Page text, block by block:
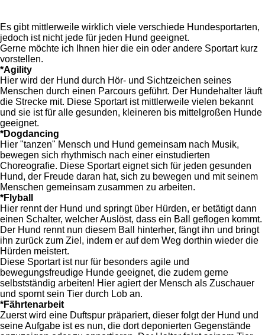
Es gibt mittlerweile wirklich viele verschiede Hundesportarten,
jedoch ist nicht jede für jeden Hund geeignet.
Gerne möchte ich Ihnen hier die ein oder andere Sportart kurz
vorstellen.
*Agility
Hier wird der Hund durch Hör- und Sichtzeichen seines
Menschen durch einen Parcours geführt. Der Hundehalter läuft
die Strecke mit. Diese Sportart ist mittlerweile vielen bekannt
und sie ist für alle gesunden, kleineren bis mittelgroßen Hunde
geeignet.
*Dogdancing
Hier "tanzen" Mensch und Hund gemeinsam nach Musik,
bewegen sich rhythmisch nach einer einstudierten
Choreografie. Diese Sportart eignet sich für jeden gesunden
Hund, der Freude daran hat, sich zu bewegen und mit seinem
Menschen gemeinsam zusammen zu arbeiten.
*Flyball
Hier rennt der Hund und springt über Hürden, er betätigt dann
einen Schalter, welcher Auslöst, dass ein Ball geflogen kommt.
Der Hund rennt nun diesem Ball hinterher, fängt ihn und bringt
ihn zurück zum Ziel, indem er auf dem Weg dorthin wieder die
Hürden meistert.
Diese Sportart ist nur für besonders agile und
bewegungsfreudige Hunde geeignet, die zudem gerne
selbstständig arbeiten! Hier agiert der Mensch als Zuschauer
und spornt sein Tier durch Lob an.
*Fährtenarbeit
Zuerst wird eine Duftspur präpariert, dieser folgt der Hund und
seine Aufgabe ist es nun, die dort deponierten Gegenstände